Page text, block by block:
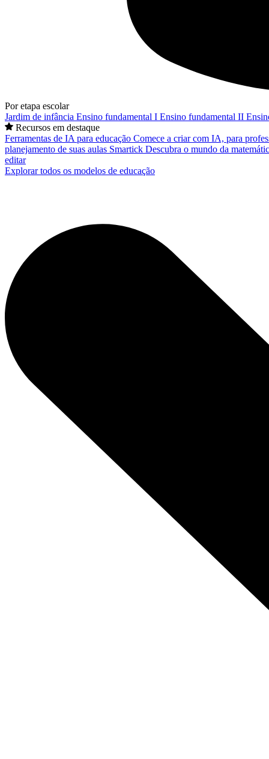
Por etapa escolar
Jardim de infância Ensino fundamental I Ensino fundamental II
Recursos em destaque
Ferramentas de IA para educação Comece a criar com IA, para
planejamento de suas aulas Smartick Descubra o mundo da
editar
Explorar todos os modelos de educação